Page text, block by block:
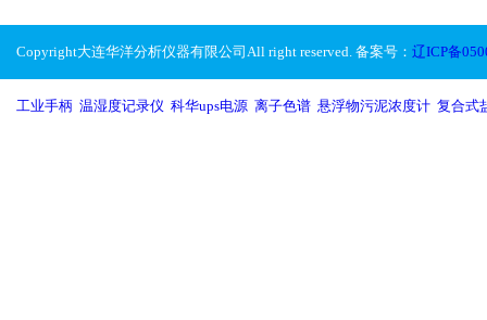
Copyright大连华洋分析仪器有限公司All right reserved. 备案号： 辽ICP备
工业手柄 温湿度记录仪 科华ups电源 离子色谱 悬浮物污泥浓度计 复合式